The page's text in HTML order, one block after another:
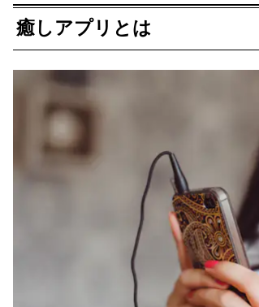
癒しアプリとは